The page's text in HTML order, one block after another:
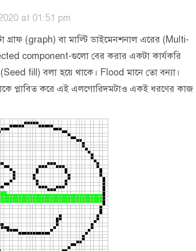
at 01:51 pm
(graph) বা মাল্টি ডাইমেনশনাল এরের (Multi-
component-গুলো বের করার একটা কার্যকরি
fill) বলা হয়ে থাকে। Flood মানে তো বন্যা।
প্লাবিত করে এই এলগোরিদমটাও একই ধরণের কাজ